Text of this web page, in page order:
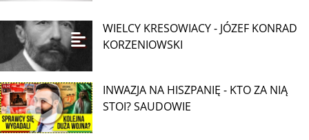
WIELCY KRESOWIACY - JÓZEF KONRAD
KORZENIOWSKI
INWAZJA NA HISZPANIĘ - KTO ZA NIĄ
STOI? SAUDOWIE